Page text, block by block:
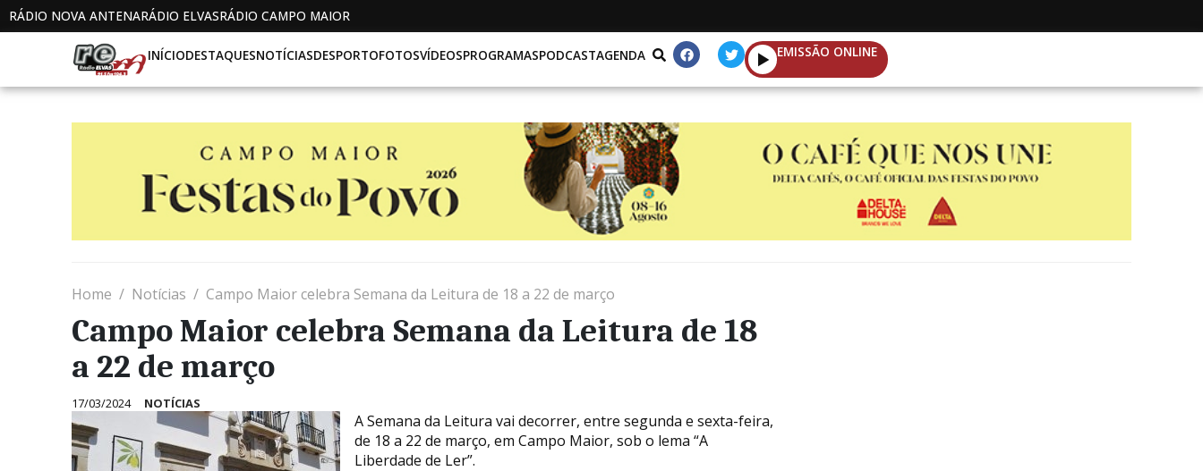
RÁDIO NOVA ANTENARÁDIO ELVASRÁDIO CAMPO MAIOR
INÍCIODESTAQUESNOTÍCIASDESPORTOFOTOSVÍDEOSPROGRAMASPODCASTAGENDA EMISSÃO ONLINE
Home Notícias Campo Maior celebra Semana da Leitura de 18 a 22 de março
Campo Maior celebra Semana da Leitura de 18
a 22 de março
17/03/2024 NOTÍCIAS
A Semana da Leitura vai decorrer, entre segunda e sexta-feira,
de 18 a 22 de março, em Campo Maior, sob o lema “A
Liberdade de Ler”.